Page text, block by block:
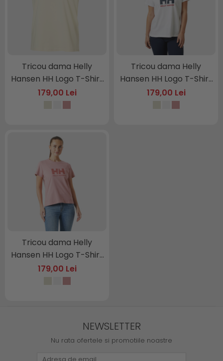
Tricou dama Helly
Hansen HH Logo T-Shirt
3.
179,00 Lei
Tricou dama Helly
Hansen HH Logo T-Shirt
3.
179,00 Lei
Tricou dama Helly
Hansen HH Logo T-Shirt
3.
179,00 Lei
NEWSLETTER
Nu rata ofertele si promotiile noastre